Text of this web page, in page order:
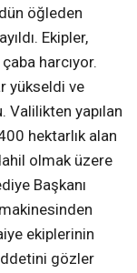
öğleden
Ekipler,
harcıyor.
yükseldi ve
yapılan
hektarlık alan
olmak üzere
Başkanı
ekiplerinin
gözler